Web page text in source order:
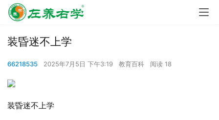
装昏迷不上学
66218535 2025年7月5日 下午3:19 教育百科 阅读 18
装昏迷不上学